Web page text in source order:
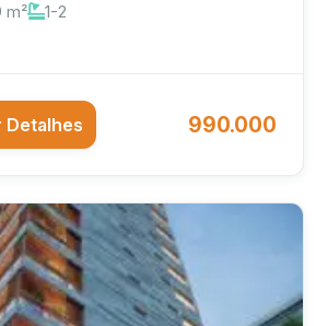
m² 1-2
Detalhes 990.000